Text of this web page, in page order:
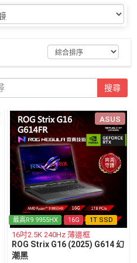
搜尋
ASUS
最高R9 9955HX 16G 1T SSD
16吋2.5K 240Hz 薄邊框
ROG Strix G16 (2025) G614 幻
潮黑